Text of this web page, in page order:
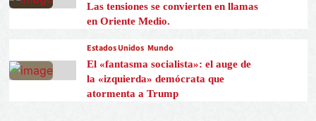
Las tensiones se convierten en llamas
en Oriente Medio.
Estados Unidos Mundo
El «fantasma socialista»: el auge de
la «izquierda» demócrata que
atormenta a Trump